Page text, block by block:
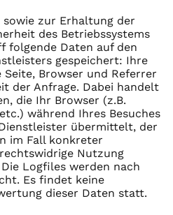
zur Erhaltung der
des Betriebssystems
folgende Daten auf den
gespeichert: Ihre
Seite, Browser und Referrer
der Anfrage. Dabei handelt
die Ihr Browser (z.B.
während Ihres Besuches
übermittelt, der
im Fall konkreter
Nutzung
Logfiles werden nach
Es findet keine
dieser Daten statt.